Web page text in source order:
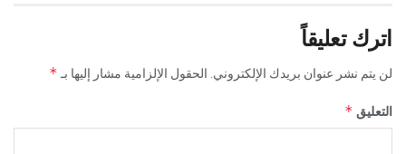
اترك تعليقاً
لن يتم نشر عنوان بريدك الإلكتروني.الحقول الإلزامية مشار إليها بـ*
التعليق*